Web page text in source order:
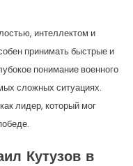
интеллектом и
принимать быстрые и
понимание военного
сложных ситуациях.
лидер, который мог
Кутузов в